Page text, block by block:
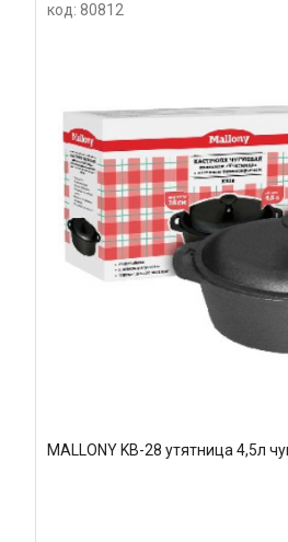
код: 80812
MALLONY KВ-28 утятница 4,5л